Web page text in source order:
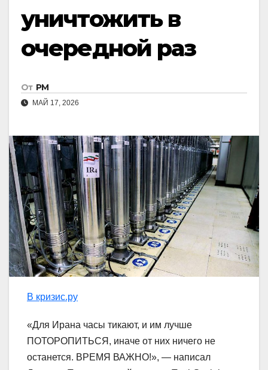
уничтожить в
очередной раз
От РМ
МАЙ 17, 2026
В кризис.ру
«Для Ирана часы тикают, и им лучше
ПОТОРОПИТЬСЯ, иначе от них ничего не
останется. ВРЕМЯ ВАЖНО!», — написал